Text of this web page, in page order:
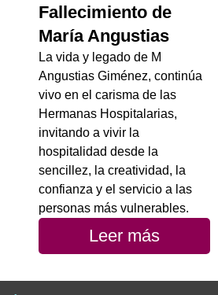
Fallecimiento de
María Angustias
La vida y legado de M
Angustias Giménez, continúa
vivo en el carisma de las
Hermanas Hospitalarias,
invitando a vivir la
hospitalidad desde la
sencillez, la creatividad, la
confianza y el servicio a las
personas más vulnerables.
Leer más